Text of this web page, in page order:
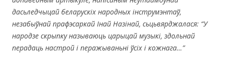
дасьледчыцай беларускіх народных інструмэнтаў,
незабыўнай прафэсаркай Інай Назінай, сьцьвярджалася: “У
народзе скрыпку называюць царыцай музыкі, здольнай
перадаць настрой і перажываньні ўсіх і кожнага…”